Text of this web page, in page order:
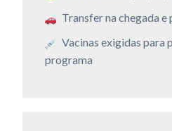
Transfer na chegada e
Vacinas exigidas para
programa